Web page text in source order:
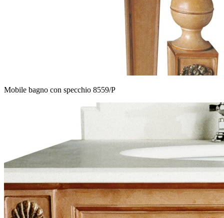
Mobile bagno con specchio 8559/P